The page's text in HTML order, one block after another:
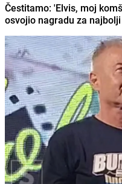
Čestitamo: 'Elvis, moj
osvojio nagradu za